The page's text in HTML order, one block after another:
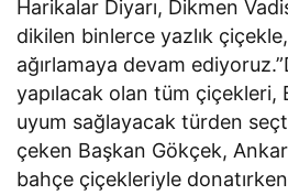
Harikalar Diyarı, Dikmen
dikilen binlerce yazlık
ağırlamaya devam
yapılacak olan tüm çiçekleri,
uyum sağlayacak türden
çeken Başkan Gökçek,
bahçe çiçekleriyle